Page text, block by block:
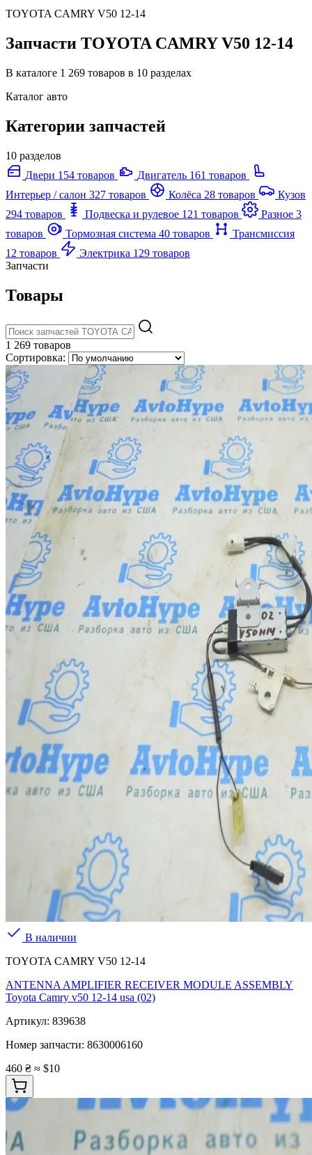
TOYOTA CAMRY V50 12-14
Запчасти TOYOTA CAMRY V50 12-14
В каталоге 1 269 товаров в 10 разделах
Каталог авто
Категории запчастей
10 разделов
Двери 154 товаров Двигатель 161 товаров
Интерьер / салон 327 товаров Колёса 28 товаров
Кузов
294 товаров
Подвеска и рулевое 121 товаров Разное 3
товаров
Тормозная система 40 товаров
Трансмиссия
12 товаров
Электрика 129 товаров
Запчасти
Товары
1 269 товаров
Сортировка:
В наличии
TOYOTA CAMRY V50 12-14
ANTENNA AMPLIFIER RECEIVER MODULE ASSEMBLY
Toyota Camry v50 12-14 usa (02)
Артикул: 839638
Номер запчасти: 8630006160
460 ₴ ≈ $10